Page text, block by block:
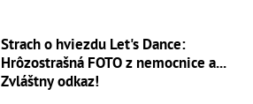
Strach o hviezdu Let's Dance:
Hrôzostrašná FOTO z nemocnice a...
Zvláštny odkaz!